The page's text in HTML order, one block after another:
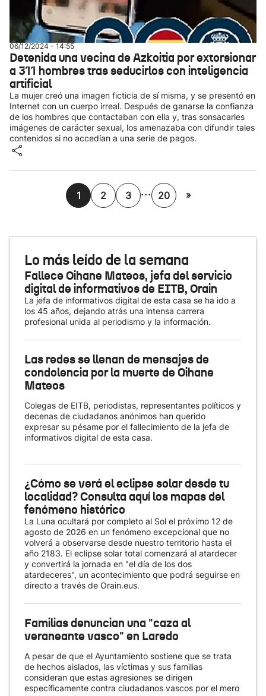
06/12/2024 - 14:55
Detenida una vecina de Azkoitia por extorsionar
a 311 hombres tras seducirlos con inteligencia
artificial
La mujer creó una imagen ficticia de sí misma, y se presentó en
Internet con un cuerpo irreal. Después de ganarse la confianza
de los hombres que contactaban con ella y, tras sonsacarles
imágenes de carácter sexual, los amenazaba con difundir tales
contenidos si no accedían a una serie de pagos.
1 2 3 ... 20 »
Lo más leído de la semana
Fallece Oihane Mateos, jefa del servicio
digital de informativos de EITB, Orain
La jefa de informativos digital de esta casa se ha ido a
los 45 años, dejando atrás una intensa carrera
profesional unida al periodismo y la información.
Las redes se llenan de mensajes de
condolencia por la muerte de Oihane
Mateos
Colegas de EITB, periodistas, representantes políticos y
decenas de ciudadanos anónimos han querido
expresar su pésame por el fallecimiento de la jefa de
informativos digital de esta casa.
¿Cómo se verá el eclipse solar desde tu
localidad? Consulta aquí los mapas del
fenómeno histórico
La Luna ocultará por completo al Sol el próximo 12 de
agosto de 2026 en un fenómeno excepcional que no
volverá a observarse desde nuestro territorio hasta el
año 2183. El eclipse solar total comenzará al atardecer
y convertirá la jornada en "el día de los dos
atardeceres", un acontecimiento que podrá seguirse en
directo a través de Orain.eus.
Familias denuncian una "caza al
veraneante vasco" en Laredo
A pesar de que el Ayuntamiento sostiene que se trata
de hechos aislados, las víctimas y sus familias
consideran que estas agresiones se dirigen
específicamente contra ciudadanos vascos por el mero